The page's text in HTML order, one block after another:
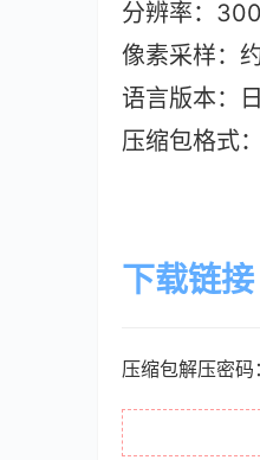
分辨率：
像素采样：
语言版本：
压缩包格式
下载链接
压缩包解压密